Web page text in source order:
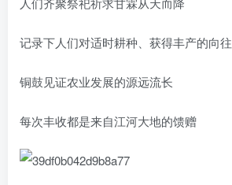
记录下人们对适时耕种、获得丰产的向往
铜鼓见证农业发展的源远流长
每次丰收都是来自江河大地的馈赠